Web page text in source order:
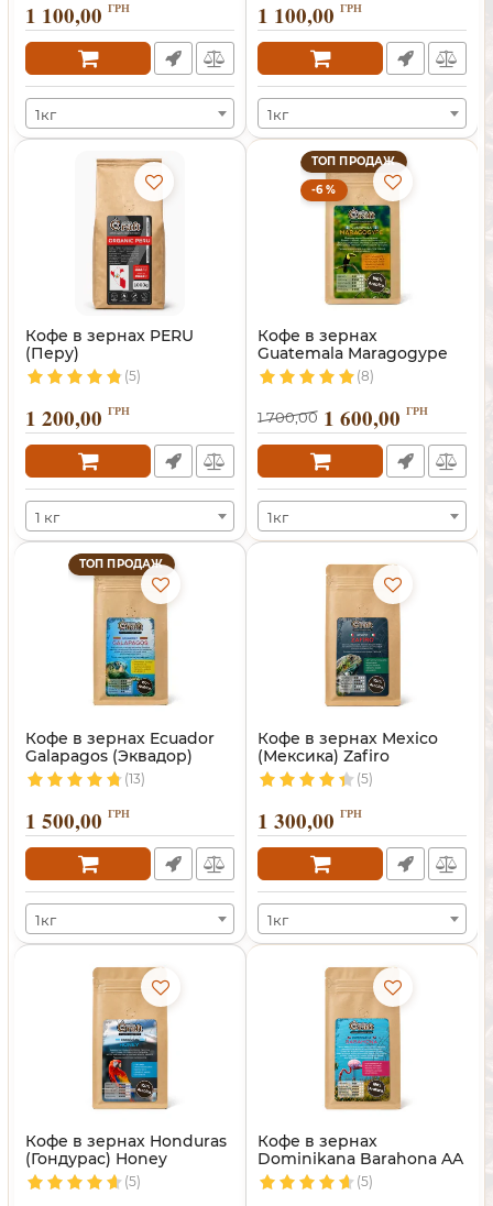
1 100,00 ГРН
1кг
1 100,00 ГРН
1кг
Кофе в зернах PERU
(Перу)
(5)
1 200,00 ГРН
1 кг
ТОП ПРОДАЖ
-6 %
Кофе в зернах
Guatemala Maragogype
(Марагоджип)
(8)
1 700,00 1 600,00 ГРН
1кг
ТОП ПРОДАЖ
Кофе в зернах Ecuador
Galapagos (Эквадор)
(13)
1 500,00 ГРН
1кг
Кофе в зернах Mexico
(Мексика) Zafiro
(5)
1 300,00 ГРН
1кг
Кофе в зернах Honduras
(Гондурас) Honey
(5)
Кофе в зернах
Dominikana Barahona AA
(Доминикана)
(5)